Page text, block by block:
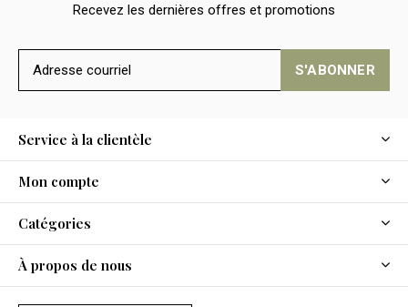
Recevez les dernières offres et promotions
S'ABONNER
Service à la clientèle
Mon compte
Catégories
À propos de nous